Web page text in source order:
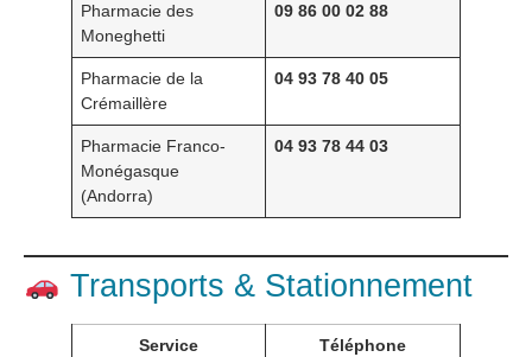
Pharmacie des
Moneghetti
09 86 00 02 88
Pharmacie de la
Crémaillère
04 93 78 40 05
Pharmacie Franco-
Monégasque
(Andorra)
04 93 78 44 03
Transports & Stationnement
Service Téléphone